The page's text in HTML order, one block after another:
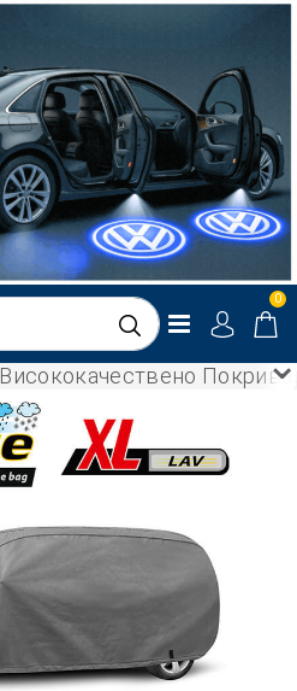
0
Висококачествено